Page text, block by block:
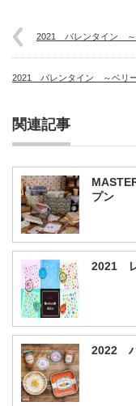
2021 バレンタイン ～
2021 バレンタイン ～ベリ
関連記事
プン
2021
2022